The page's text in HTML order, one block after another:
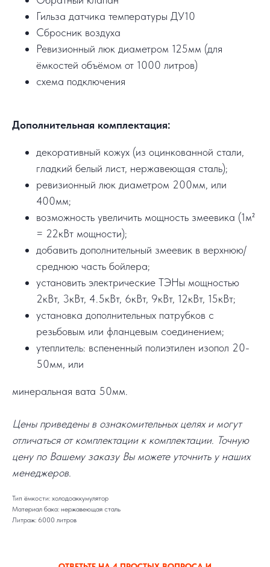
Гильза датчика температуры ДУ10
Сбросник воздуха
Ревизионный люк диаметром 125мм (для
ёмкостей объёмом от 1000 литров)
схема подключения
Дополнительная комплектация:
декоративный кожух (из оцинкованной стали,
гладкий белый лист, нержавеющая сталь);
ревизионный люк диаметром 200мм, или
400мм;
возможность увеличить мощность змеевика (1м²
= 22кВт мощности);
добавить дополнительный змеевик в верхнюю/
среднюю часть бойлера;
установить электрические ТЭНы мощностью
2кВт, 3кВт, 4.5кВт, 6кВт, 9кВт, 12кВт, 15кВт;
установка дополнительных патрубков с
резьбовым или фланцевым соединением;
утеплитель: вспененный полиэтилен изопол 20-
50мм, или
минеральная вата 50мм.
Цены приведены в ознакомительных целях и могут
отличаться от комплектации к комплектации. Точную
цену по Вашему заказу Вы можете уточнить у наших
менеджеров.
Тип ёмкости: холодоаккумулятор
Материал бака: нержавеющая сталь
Литраж: 6000 литров